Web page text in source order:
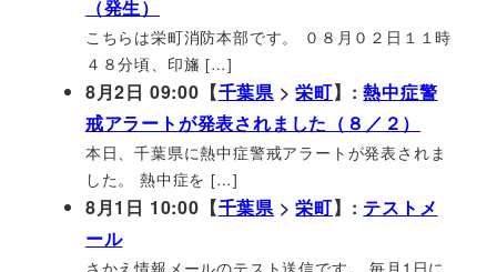
（発生）
こちらは栄町消防本部です。 ０８月０２日１１時
４８分頃、印旛 […]
8月2日 09:00【千葉県 >栄町】:熱中症警
戒アラートが発表されました（８／２）
本日、千葉県に熱中症警戒アラートが発表されま
した。 熱中症を […]
8月1日 10:00【千葉県 >栄町】: テストメ
ール
さかえ情報メールのテスト送信です。 毎月1日に